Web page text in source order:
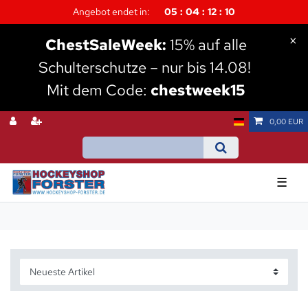
Angebot endet in: 05 04 12 10
ChestSaleWeek: 15% auf alle
Schulterschutze – nur bis 14.08!
Mit dem Code: chestweek15
×
0,00 EUR
☰